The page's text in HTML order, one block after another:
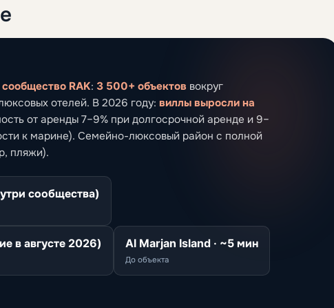
RAK: 3 500+ объектов вокруг
отелей. В 2026 году: виллы выросли на
от аренды 7–9% при долгосрочной аренде и 9–
к марине). Семейно-люксовый район с полной
пляжи).
сообщества)
в августе 2026) Al Marjan Island · ~5 мин
До объекта